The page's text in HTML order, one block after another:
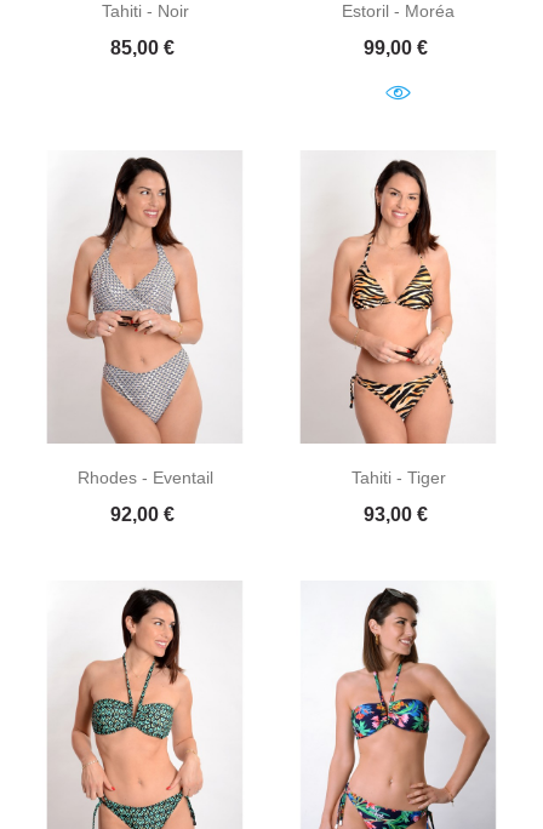
Tahiti - Noir
Prix
85,00 €
Estoril - Moréa
Prix
99,00 €
Rhodes - Eventail
Prix
92,00 €
Tahiti - Tiger
Prix
93,00 €